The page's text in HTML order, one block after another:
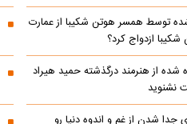
توسط همسر هوتن شکیبا از عمارت
ازدواج کرد؟
از هنرمند درگذشته حمید هیراد
نشنوید
جدا شدن از غم و اندوه دنیا رو